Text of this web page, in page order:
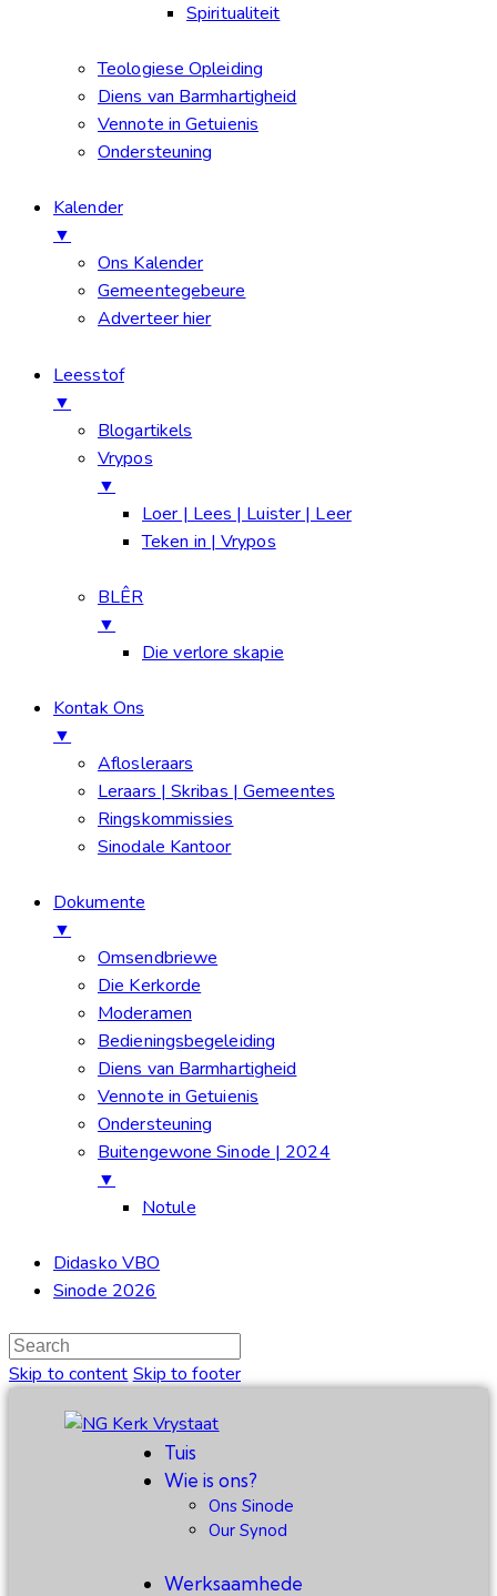
Spiritualiteit
Teologiese Opleiding
Diens van Barmhartigheid
Vennote in Getuienis
Ondersteuning
Kalender
▼
Ons Kalender
Gemeentegebeure
Adverteer hier
Leesstof
▼
Blogartikels
Vrypos
▼
Loer | Lees | Luister | Leer
Teken in | Vrypos
BLÊR
▼
Die verlore skapie
Kontak Ons
▼
Aflosleraars
Leraars | Skribas | Gemeentes
Ringskommissies
Sinodale Kantoor
Dokumente
▼
Omsendbriewe
Die Kerkorde
Moderamen
Bedieningsbegeleiding
Diens van Barmhartigheid
Vennote in Getuienis
Ondersteuning
Buitengewone Sinode | 2024
▼
Notule
Didasko VBO
Sinode 2026
Skip to content Skip to footer
Tuis
Wie is ons?
Ons Sinode
Our Synod
Werksaamhede